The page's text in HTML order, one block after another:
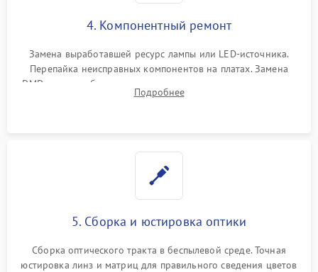
4. Компонентный ремонт
Замена выработавшей ресурс лампы или LED-источника.
Перепайка неисправных компонентов на платах. Замена
DMD-чипа при битых пикселях, установка нового цветового
колеса или восстановление сгоревших поляризационных
Подробнее
5. Сборка и юстировка оптики
Сборка оптического тракта в беспылевой среде. Точная
юстировка линз и матриц для правильного сведения цветов